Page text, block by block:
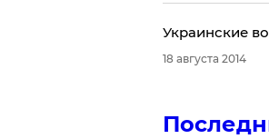
Украинские
18 августа 2014